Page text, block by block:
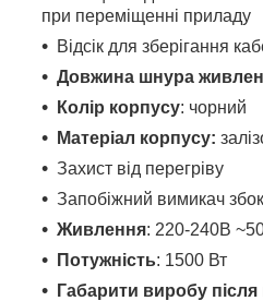
при переміщенні приладу
Відсік для зберігання
Довжина шнура
Колір корпусу: чорний
Матеріал корпусу:
Захист від перегріву
Запобіжний вимикач
Живлення: 220-240В
Потужність: 1500 Вт
Габарити виробу